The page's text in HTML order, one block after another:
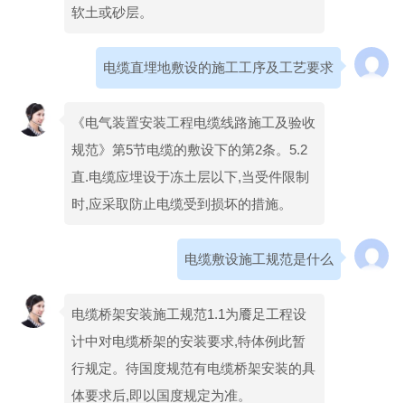
软土或砂层。
电缆直埋地敷设的施工工序及工艺要求
《电气装置安装工程电缆线路施工及验收
规范》第5节电缆的敷设下的第2条。5.2
直.电缆应埋设于冻土层以下,当受件限制
时,应采取防止电缆受到损坏的措施。
电缆敷设施工规范是什么
电缆桥架安装施工规范1.1为餍足工程设
计中对电缆桥架的安装要求,特体例此暂
行规定。待国度规范有电缆桥架安装的具
体要求后,即以国度规定为准。